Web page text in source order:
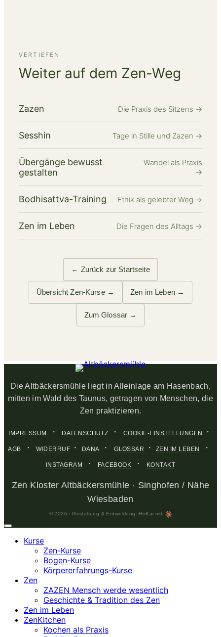
VERTIEFEN
Weiter auf dem Zen-Weg
Zazen Die Praxis des Sitzens →
Sesshin Tage in Stille und Zazen →
Übergänge bewusst
gestalten
Wandel als Praxis
→
Bodhisattva-Training Ethik als gelebter Weg →
Zen im Leben Die Fragen des Alltags →
← Zurück zur Startseite
Übersicht Zen-Kurse → Zen im Leben →
Zum Glossar →
Die Altbäckersmühle liegt in Alleinlage am Hasenbach,
mitten im Wald des Taunus, getragen von Menschen, die
Zen praktizieren.
IMPRESSUM · DATENSCHUTZ · COOKIE-EINSTELLUNGEN ·
AGB · WIDERRUF · DANA · GLOSSAR · ZEN IM LEBEN ·
INSTAGRAM · FACEBOOK · KONTAKT
Zen Kloster Altbäckersmühle · Singhofen / Nähe
Wiesbaden
© 2026 · Gestaltung & Entwicklung: HoKai mit
Kurse
Zen-Kurse
Bogen-Kurse
Körpererfahrungs-Kurse
Zen
ZAZEN Mensch werde wesentlich
Geschichte & Tradition des Zen
Zen im Leben
ZenKitchen
Kochen als Praxis